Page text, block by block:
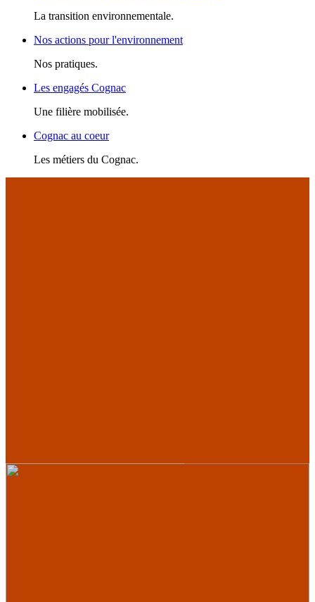
La transition environnementale.
Nos actions pour l'environnement
Nos pratiques.
Les engagés Cognac
Une filière mobilisée.
Cognac au coeur
Les métiers du Cognac.